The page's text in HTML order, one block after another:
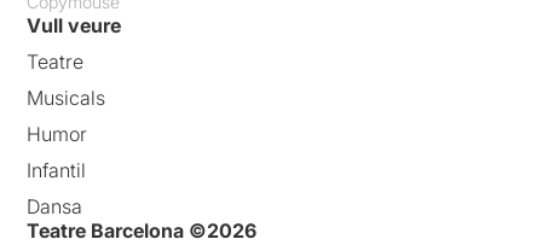
Vull veure
Teatre
Musicals
Humor
Infantil
Dansa
Teatre Barcelona ©2026